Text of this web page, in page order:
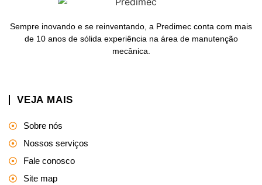
Sempre inovando e se reinventando, a Predimec conta com mais
de 10 anos de sólida experiência na área de manutenção
mecânica.
VEJA MAIS
Sobre nós
Nossos serviços
Fale conosco
Site map